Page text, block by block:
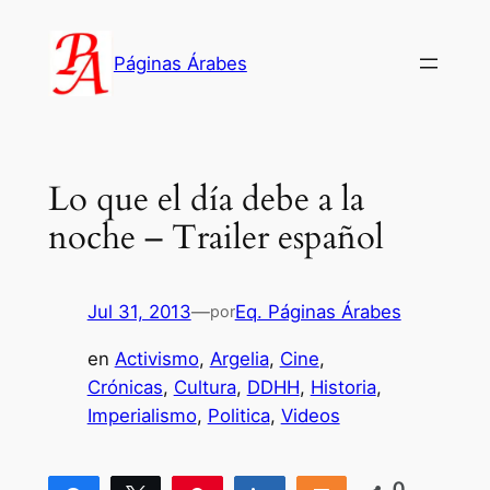
contenido
Páginas Árabes
Lo que el día debe a la
noche – Trailer español
Jul 31, 2013—porEq. Páginas Árabes
en Activismo, Argelia, Cine
Crónicas, Cultura, DDHH, Historia
Imperialismo, Politica, Videos